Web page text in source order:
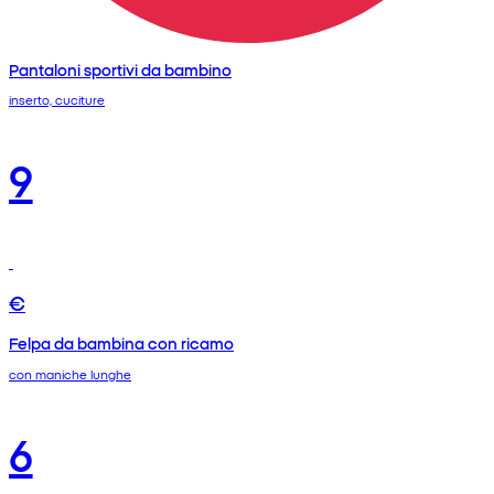
Pantaloni sportivi da bambino
inserto, cuciture
9
€
Felpa da bambina con ricamo
con maniche lunghe
6